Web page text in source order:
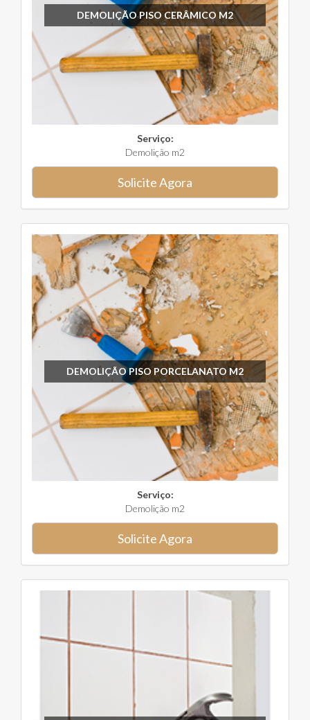
DEMOLIÇÃO PISO CERÂMICO M2
Serviço:
Demolição m2
Solicite Agora
DEMOLIÇÃO PISO PORCELANATO M2
Serviço:
Demolição m2
Solicite Agora